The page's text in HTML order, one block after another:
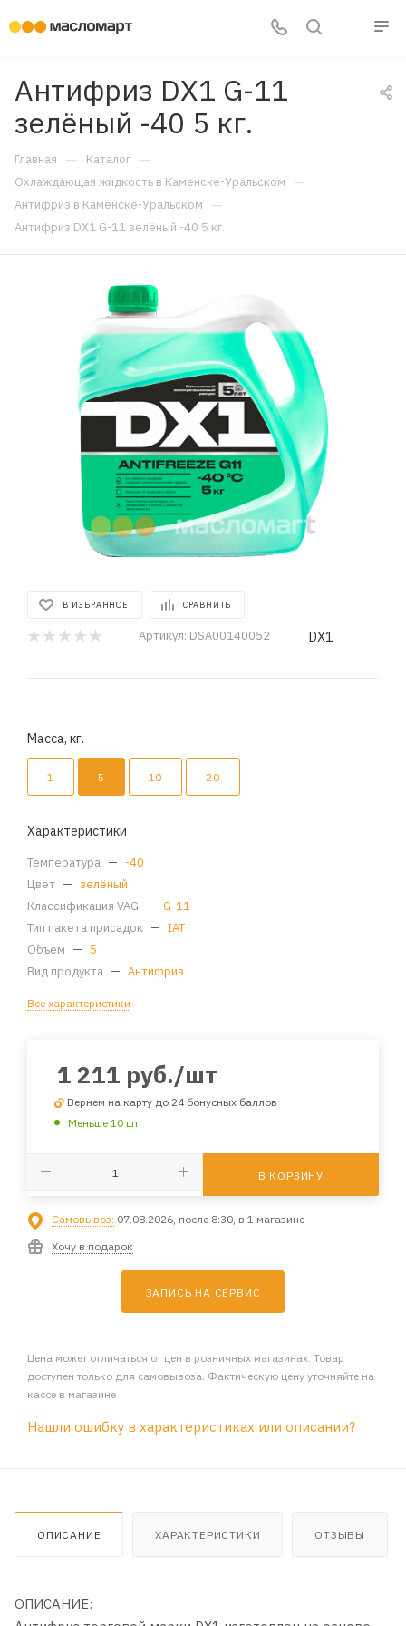
Антифриз DX1 G-11
зелёный -40 5 кг.
Главная — Каталог —
Охлаждающая жидкость в Каменске-Уральском —
Антифриз в Каменске-Уральском —
Антифриз DX1 G-11 зелёный -40 5 кг.
В ИЗБРАННОЕ СРАВНИТЬ
Артикул: DSA00140052 DX1
Масса, кг.
1 5 10 20
Характеристики
Температура — -40
Цвет — зелёный
Классификация VAG — G-11
Тип пакета присадок — IAT
Объем — 5
Вид продукта — Антифриз
Все характеристики
1 211 руб./шт
Вернем на карту до 24 бонусных баллов
Меньше 10 шт
В КОРЗИНУ
Самовывоз: 07.08.2026, после 8:30, в 1 магазине
Хочу в подарок
ЗАПИСЬ НА СЕРВИС
Цена может отличаться от цен в розничных магазинах. Товар
доступен только для самовывоза. Фактическую цену уточняйте на
кассе в магазине
Нашли ошибку в характеристиках или описании?
ОПИСАНИЕ ХАРАКТЕРИСТИКИ ОТЗЫВЫ
ОПИСАНИЕ: